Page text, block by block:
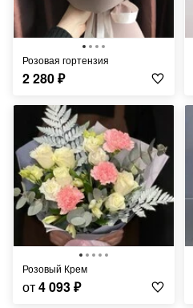
Розовая гортензия
2 280₽
Розовый Крем
от4 093₽